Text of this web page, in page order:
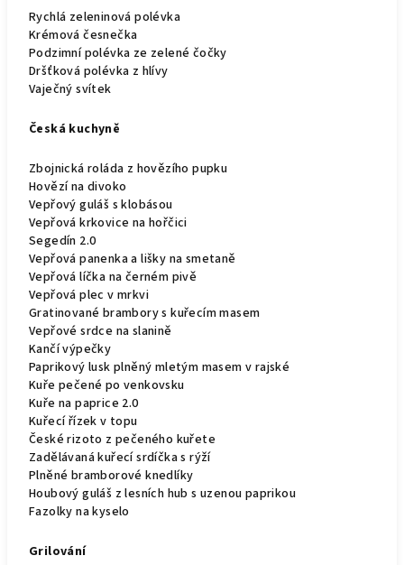
Rychlá zeleninová polévka
Krémová česnečka
Podzimní polévka ze zelené čočky
Dršťková polévka z hlívy
Vaječný svítek
Česká kuchyně
Zbojnická roláda z hovězího pupku
Hovězí na divoko
Vepřový guláš s klobásou
Vepřová krkovice na hořčici
Segedín 2.0
Vepřová panenka a lišky na smetaně
Vepřová líčka na černém pivě
Vepřová plec v mrkvi
Gratinované brambory s kuřecím masem
Vepřové srdce na slanině
Kančí výpečky
Paprikový lusk plněný mletým masem v rajské
Kuře pečené po venkovsku
Kuře na paprice 2.0
Kuřecí řízek v topu
České rizoto z pečeného kuřete
Zadělávaná kuřecí srdíčka s rýží
Plněné bramborové knedlíky
Houbový guláš z lesních hub s uzenou paprikou
Fazolky na kyselo
Grilování